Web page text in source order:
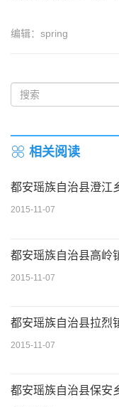
编辑：spring
相关阅读
都安瑶族自治县澄江
2015-11-07
都安瑶族自治县高岭
2015-11-07
都安瑶族自治县拉烈
2015-11-07
都安瑶族自治县保安